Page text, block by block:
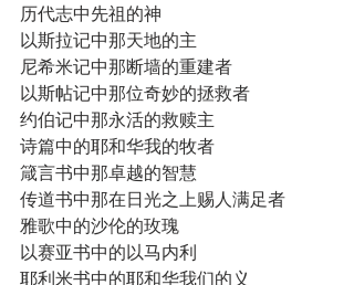
历代志中先祖的神
以斯拉记中那天地的主
尼希米记中那断墙的重建者
以斯帖记中那位奇妙的拯救者
约伯记中那永活的救赎主
诗篇中的耶和华我的牧者
箴言书中那卓越的智慧
传道书中那在日光之上赐人满足者
雅歌中的沙伦的玫瑰
以赛亚书中的以马内利
耶利米书中的耶和华我们的义